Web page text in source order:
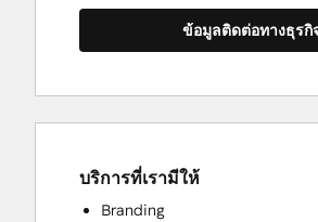
ข้อมูลติดต่อทางธุรกิ
บริการที่เรามีให้
Branding